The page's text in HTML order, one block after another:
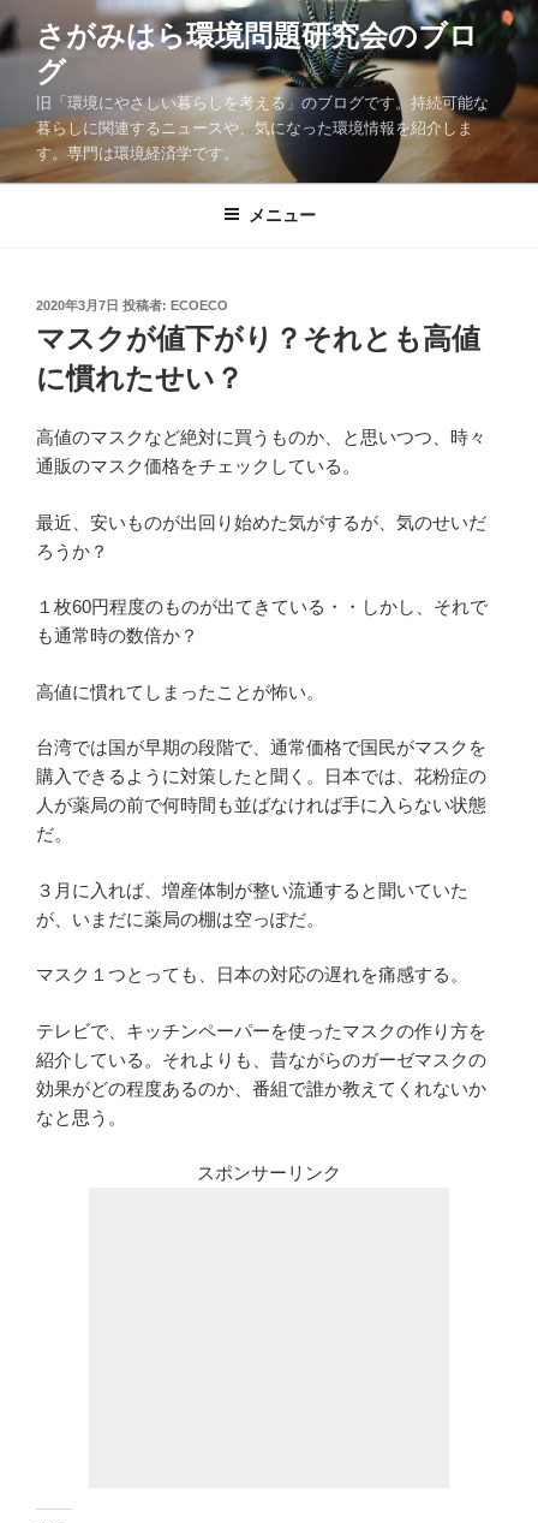
コ
ン
ツ
ス
さがみはら環境問題研究会のブロ
グ
旧「環境にやさしい暮らしを考える」のブログです。持続可能な
暮らしに関連するニュースや、気になった環境情報を紹介しま
す。専門は環境経済学です。
メニュー
投
日:
2020年3月7日 投稿者: ECOECO
マスクが値下がり？それとも高値
に慣れたせい？
高値のマスクなど絶対に買うものか、と思いつつ、時々
通販のマスク価格をチェックしている。
最近、安いものが出回り始めた気がするが、気のせいだ
ろうか？
１枚60円程度のものが出てきている・・しかし、それで
も通常時の数倍か？
高値に慣れてしまったことが怖い。
台湾では国が早期の段階で、通常価格で国民がマスクを
購入できるように対策したと聞く。日本では、花粉症の
人が薬局の前で何時間も並ばなければ手に入らない状態
だ。
３月に入れば、増産体制が整い流通すると聞いていた
が、いまだに薬局の棚は空っぽだ。
マスク１つとっても、日本の対応の遅れを痛感する。
テレビで、キッチンペーパーを使ったマスクの作り方を
紹介している。それよりも、昔ながらのガーゼマスクの
効果がどの程度あるのか、番組で誰か教えてくれないか
なと思う。
スポンサーリンク